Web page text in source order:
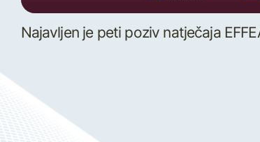
Najavljen je peti poziv natječaja